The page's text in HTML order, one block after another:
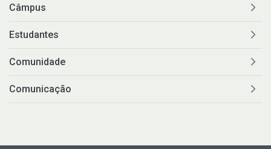
Câmpus
Estudantes
Comunidade
Comunicação